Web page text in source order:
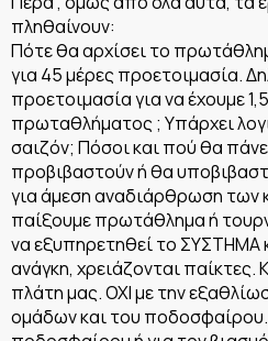
πληθαίνουν:
Πότε θα αρχίσει το
για 45 μέρες προετοιμασία.
προετοιμασία για να έχουμε
πρωταθλήματος ; Υπάρχει
σαιζόν; Πόσοι και πού θα
προβιβαστούν ή θα
για άμεση αναδιάρθρωση των
παίξουμε πρωτάθλημα ή
να εξυπηρετηθεί το ΣΥΣΤΗΜΑ
ανάγκη, χρειάζονται
πλάτη μας. ΟΧΙ με την
ομάδων και του